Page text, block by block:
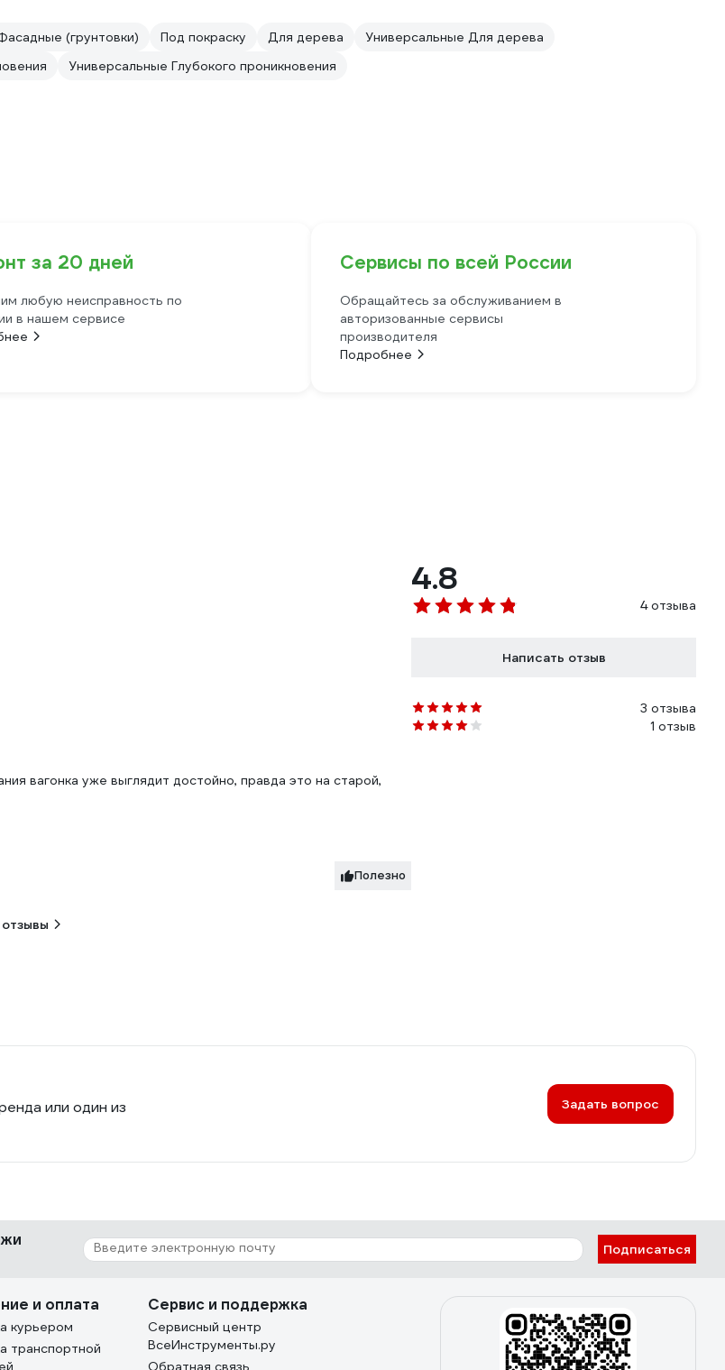
(грунтовки) Под покраску Для дерева
Универсальные Для дерева
Универсальные Глубокого проникновения
за 20 дней
любую неисправность по
в нашем сервисе
Сервисы по всей России
Обращайтесь за обслуживанием в
авторизованные сервисы
производителя
Подробнее
4.8
4 отзыва
Написать отзыв
3 отзыва
1 отзыв
вагонка уже выглядит достойно, правда это на старой,
Полезно
или один из
Задать вопрос
Подписаться
и оплата
курьером
транспортной
Сервис и поддержка
Сервисный центр
ВсеИнструменты.ру
Обратная связь